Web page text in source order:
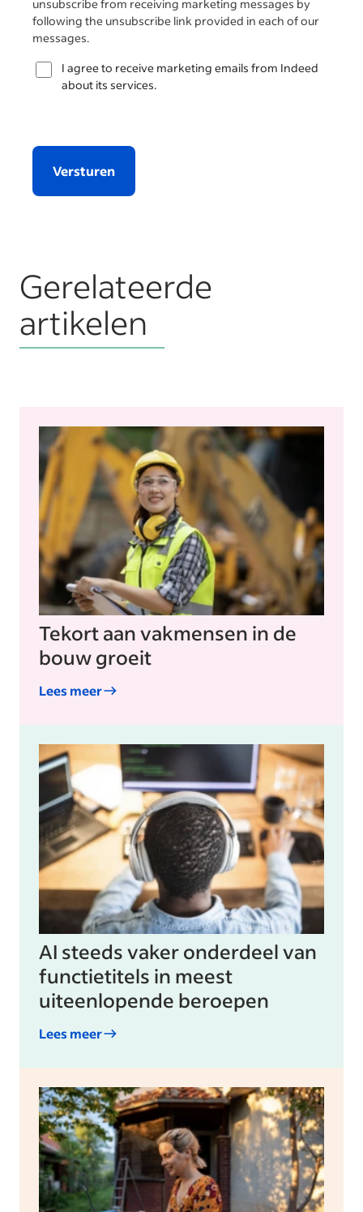
unsubscribe from receiving marketing messages by
following the unsubscribe link provided in each of our
messages.
I agree to receive marketing emails from Indeed
about its services.
Versturen
Gerelateerde
artikelen
Tekort aan vakmensen in de
bouw groeit
Lees meer
AI steeds vaker onderdeel van
functietitels in meest
uiteenlopende beroepen
Lees meer